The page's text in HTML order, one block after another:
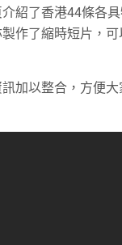
紹了香港44條各
作了縮時短片，
加以整合，方便